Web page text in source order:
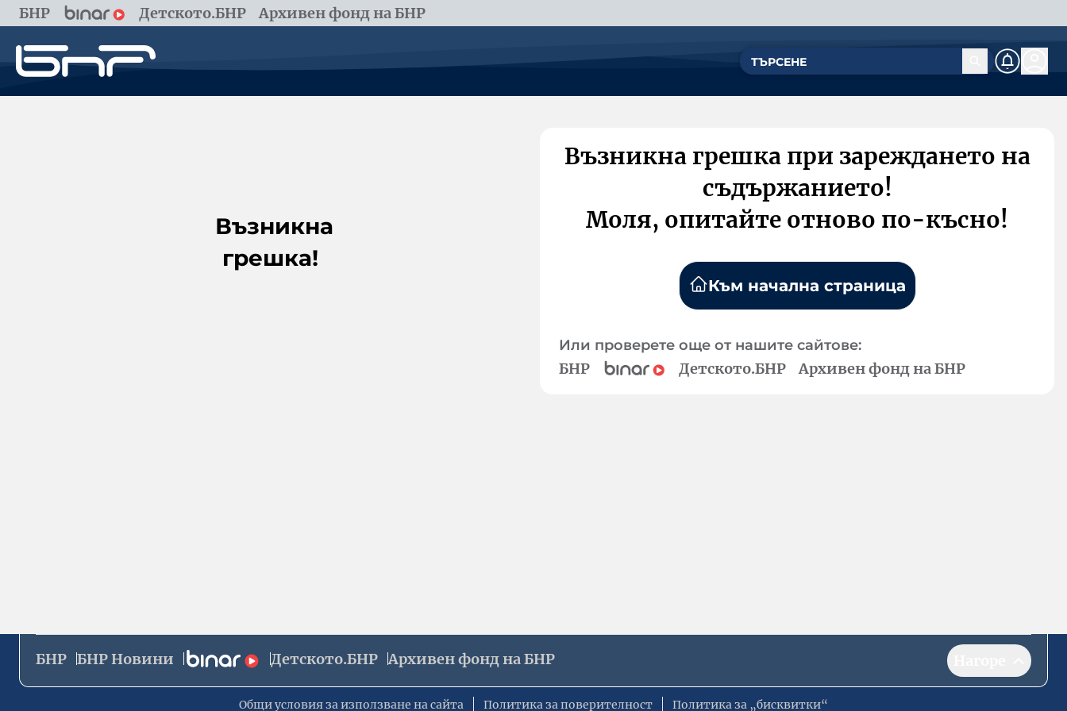
БНР Детското.БНР Архивен фонд на БНР
Възникна
грешка!
Възникна грешка при зареждането на
съдържанието!
Моля, опитайте отново по-късно!
Към начална страница
Или проверете още от нашите сайтове:
БНР Детското.БНР Архивен фонд на БНР
БНР БНР Новини Детското.БНР Архивен фонд на БНР
Общи условия за използване на сайта Политика за поверителност Политика за „бисквитки“